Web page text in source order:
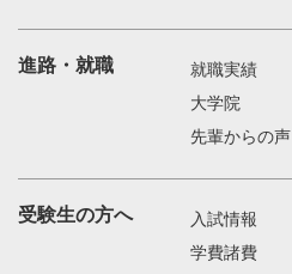
進路・就職
就職実績
大学院
先輩からの声
受験生の方へ
入試情報
学費諸費